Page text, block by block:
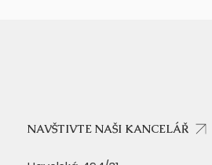
NAVŠTIVTE NAŠI KANCELÁŘ